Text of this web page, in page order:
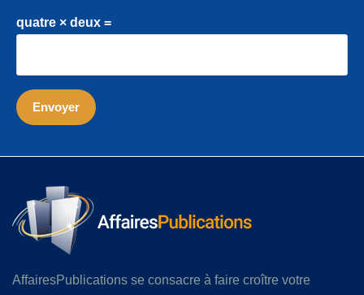
quatre × deux =
AffairesPublications se consacre à faire croître votre